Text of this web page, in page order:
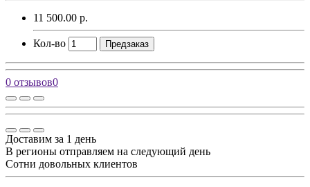
11 500.00 р.
Кол-во Предзаказ
0 отзывов0
Доставим за 1 день
В регионы отправляем на следующий день
Сотни довольных клиентов